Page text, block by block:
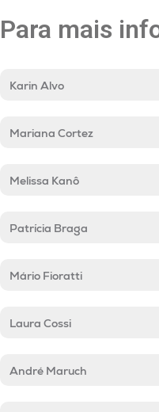
Para mais
Karin Alvo
Mariana Cortez
Melissa Kanô
Patrícia Braga
Mário Fioratti
Laura Cossi
André Maruch